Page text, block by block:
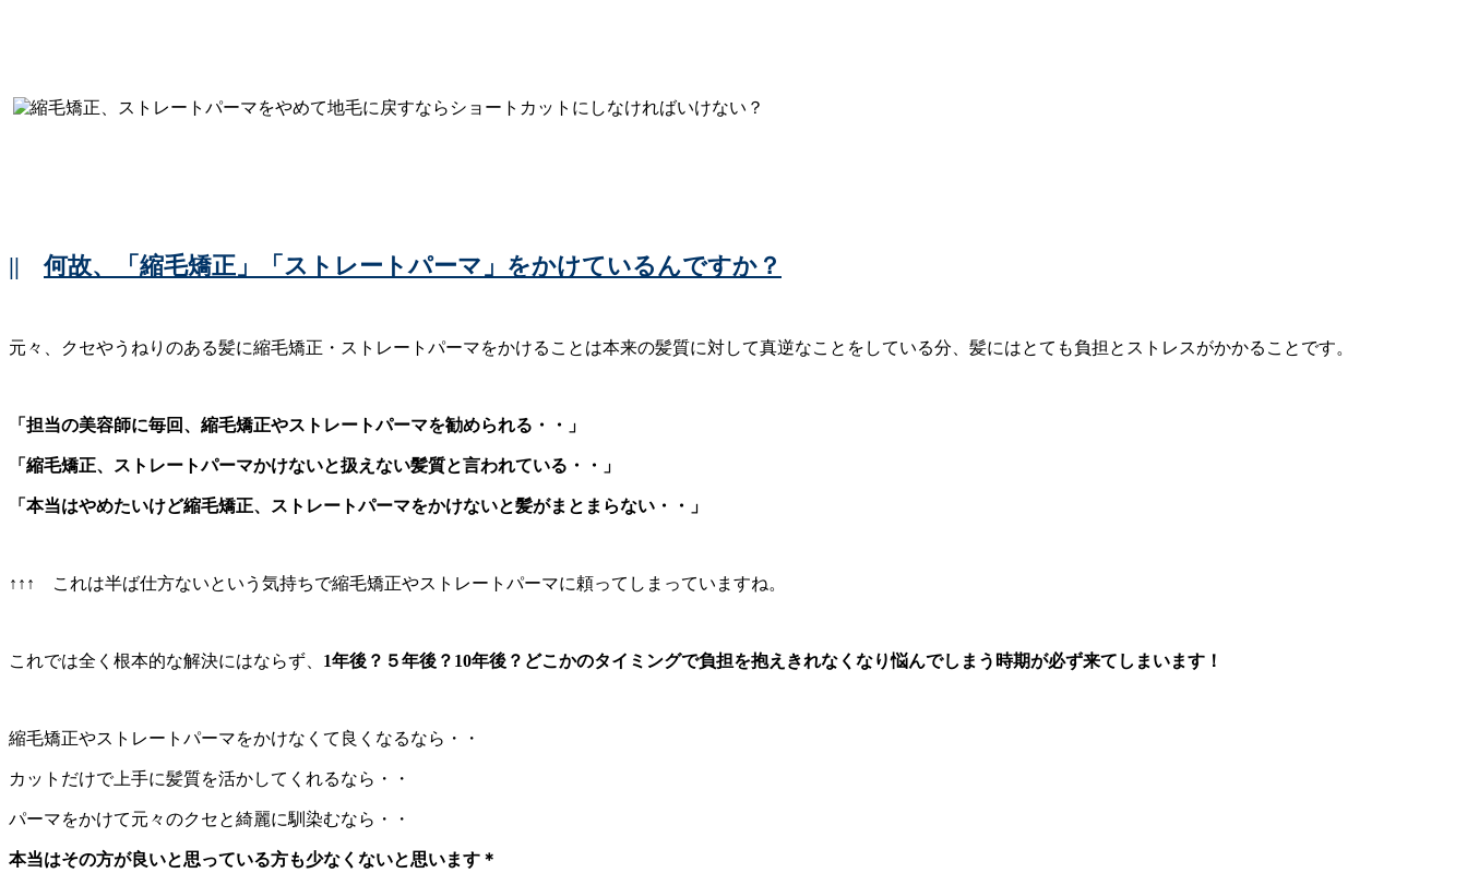
||何故、「縮毛矯正」「ストレートパーマ」をかけているんですか？
元々、クセやうねりのある髪に縮毛矯正・ストレートパーマをかけることは本来の髪質に対して真逆なことをしている分、髪にはとても負担とストレスがかかることです。
「担当の美容師に毎回、縮毛矯正やストレートパーマを勧められる・・」
「縮毛矯正、ストレートパーマかけないと扱えない髪質と言われている・・」
「本当はやめたいけど縮毛矯正、ストレートパーマをかけないと髪がまとまらない・・」
↑↑↑ これは半ば仕方ないという気持ちで縮毛矯正やストレートパーマに頼ってしまっていますね。
これでは全く根本的な解決にはならず、 1年後？５年後？10年後？どこかのタイミングで負担を抱えきれなくなり悩んでしまう時期が必ず来てしまいます！
縮毛矯正やストレートパーマをかけなくて良くなるなら・・
カットだけで上手に髪質を活かしてくれるなら・・
パーマをかけて元々のクセと綺麗に馴染むなら・・
本当はその方が良いと思っている方も少なくないと思います＊